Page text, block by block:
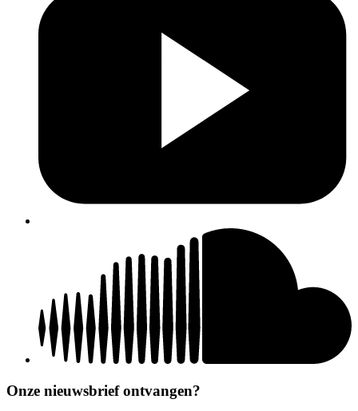
Onze nieuwsbrief ontvangen?